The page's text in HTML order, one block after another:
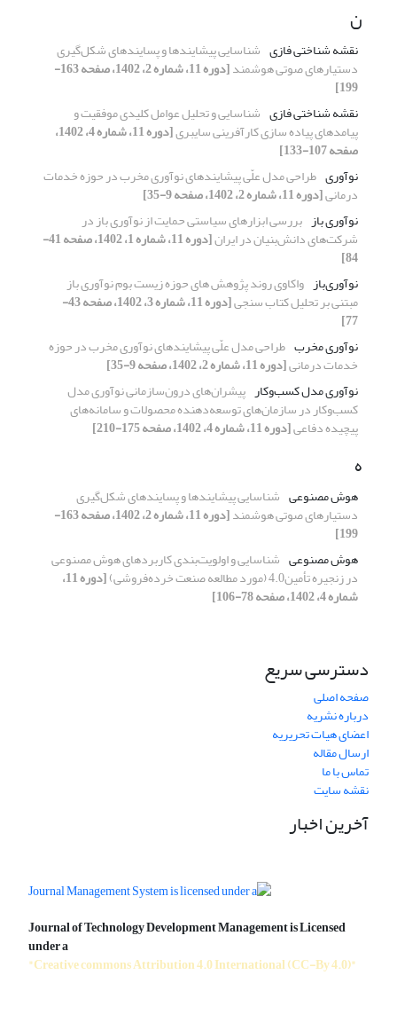
ن
نقشه شناختی فازی شناسایی پیشایندها و پسایندهای شکل‌گیری
دستیارهای صوتی هوشمند [دوره 11، شماره 2، 1402، صفحه 163-
199]
نقشه شناختی فازی شناسایی و تحلیل عوامل کلیدی موفقیت و
پیامدهای پیاده سازی کارآفرینی سایبری [دوره 11، شماره 4، 1402،
صفحه 107-133]
نوآوری طراحی مدل علّی پیشایندهای نوآوری مخرب در حوزه خدمات
درمانی[دوره 11، شماره 2، 1402، صفحه 9-35]
نوآوری باز بررسی ابزار‌های سیاستی حمایت از نوآوری باز در
شرکت‌های دانش‌بنیان در ایران [دوره 11، شماره 1، 1402، صفحه 41-
84]
نوآوری‌باز واکاوی روند پژوهش های حوزه زیست بوم نوآوری باز
مبتنی بر تحلیل کتاب سنجی [دوره 11، شماره 3، 1402، صفحه 43-
77]
نوآوری مخرب طراحی مدل علّی پیشایندهای نوآوری مخرب در حوزه
خدمات درمانی[دوره 11، شماره 2، 1402، صفحه 9-35]
نوآوری مدل کسب‌وکار پیشران‌های درون‌سازمانی نوآوری مدل
کسب‌وکار در سازمان‌های توسعه‌دهنده محصولات و سامانه‌های
پیچیده دفاعی[دوره 11، شماره 4، 1402، صفحه 175-210]
ه
هوش مصنوعی شناسایی پیشایندها و پسایندهای شکل‌گیری
دستیارهای صوتی هوشمند [دوره 11، شماره 2، 1402، صفحه 163-
199]
هوش مصنوعی شناسایی و اولویت‌بندی کاربردهای هوش مصنوعی
در زنجیره تأمین4.0 (مورد مطالعه صنعت خرده‌فروشی) [دوره 11،
شماره 4، 1402، صفحه 78-106]
دسترسی سریع
صفحه اصلی
درباره نشریه
اعضای هیات تحریریه
ارسال مقاله
تماس با ما
نقشه سایت
آخرین اخبار
Journal of Technology Development Management is Licensed
under a
"Creative commons Attribution 4.0 International (CC-By 4.0)"